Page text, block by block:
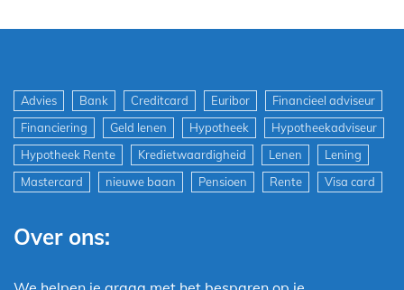
Advies Bank Creditcard Euribor
Financieel adviseur
Financiering
Geld lenen Hypotheek
Hypotheekadviseur
Hypotheek Rente
Kredietwaardigheid Lenen
Lening
Mastercard
nieuwe baan Pensioen Rente Visa card
Over ons: